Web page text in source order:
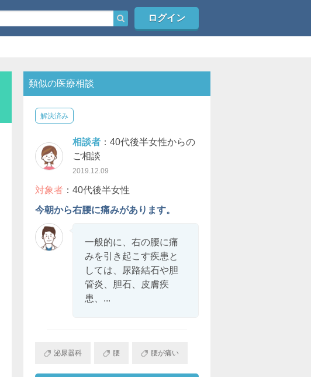
ログイン
類似の医療相談
解決済み
相談者：40代後半女性からの
ご相談
2019.12.09
対象者：40代後半女性
今朝から右腰に痛みがあります。
一般的に、右の腰に痛
みを引き起こす疾患と
しては、尿路結石や胆
管炎、胆石、皮膚疾
患、...
泌尿器科 腰 腰が痛い